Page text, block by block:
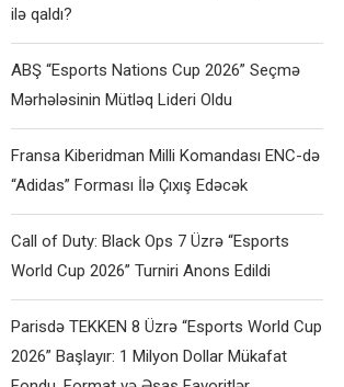
ilə qaldı?
ABŞ “Esports Nations Cup 2026” Seçmə
Mərhələsinin Mütləq Lideri Oldu
Fransa Kiberidman Milli Komandası ENC-də
“Adidas” Forması İlə Çıxış Edəcək
Call of Duty: Black Ops 7 Üzrə “Esports
World Cup 2026” Turniri Anons Edildi
Parisdə TEKKEN 8 Üzrə “Esports World Cup
2026” Başlayır: 1 Milyon Dollar Mükafat